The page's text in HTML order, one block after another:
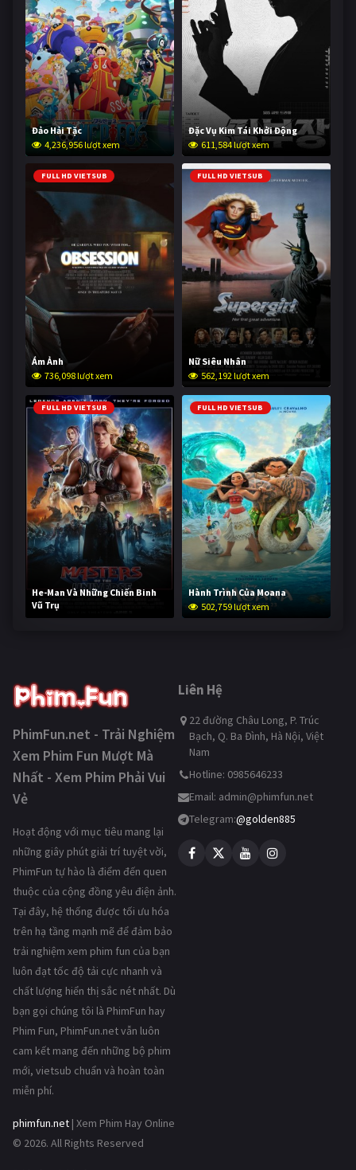
Đảo Hải Tặc
4,236,956 lượt xem
Đặc Vụ Kim Tái Khởi Động
611,584 lượt xem
FULL HD VIETSUB
Ám Ảnh
736,098 lượt xem
FULL HD VIETSUB
Nữ Siêu Nhân
562,192 lượt xem
FULL HD VIETSUB
He-Man Và Những Chiến Binh
Vũ Trụ
252,670 lượt xem
FULL HD VIETSUB
Hành Trình Của Moana
502,759 lượt xem
PhimFun.net - Trải Nghiệm
Xem Phim Fun Mượt Mà
Nhất - Xem Phim Phải Vui
Vẻ
Hoạt động với mục tiêu mang lại
những giây phút giải trí tuyệt vời,
PhimFun tự hào là điểm đến quen
thuộc của cộng đồng yêu điện ảnh.
Tại đây, hệ thống được tối ưu hóa
trên hạ tầng mạnh mẽ để đảm bảo
trải nghiệm xem phim fun của bạn
luôn đạt tốc độ tải cực nhanh và
chất lượng hiển thị sắc nét nhất. Dù
bạn gọi chúng tôi là PhimFun hay
Phim Fun, PhimFun.net vẫn luôn
cam kết mang đến những bộ phim
mới, vietsub chuẩn và hoàn toàn
miễn phí.
phimfun.net | Xem Phim Hay Online
© 2026. All Rights Reserved
Liên Hệ
22 đường Châu Long, P. Trúc
Bạch, Q. Ba Đình, Hà Nội, Việt
Nam
Hotline: 0985646233
Email: admin@phimfun.net
Telegram:@golden885